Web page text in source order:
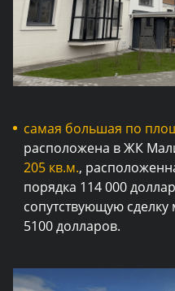
самая большая по
расположена в ЖК
205 кв.м.,
порядка 114 000
сопутствующую
5100 долларов.